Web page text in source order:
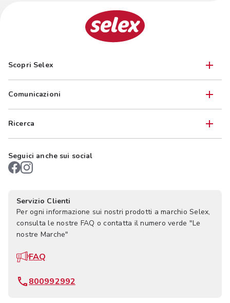
Scopri Selex
Comunicazioni
Ricerca
Seguici anche sui social
Servizio Clienti
Per ogni informazione sui nostri prodotti a marchio Selex,
consulta le nostre FAQ o contatta il numero verde "Le
nostre Marche"
FAQ
800992992